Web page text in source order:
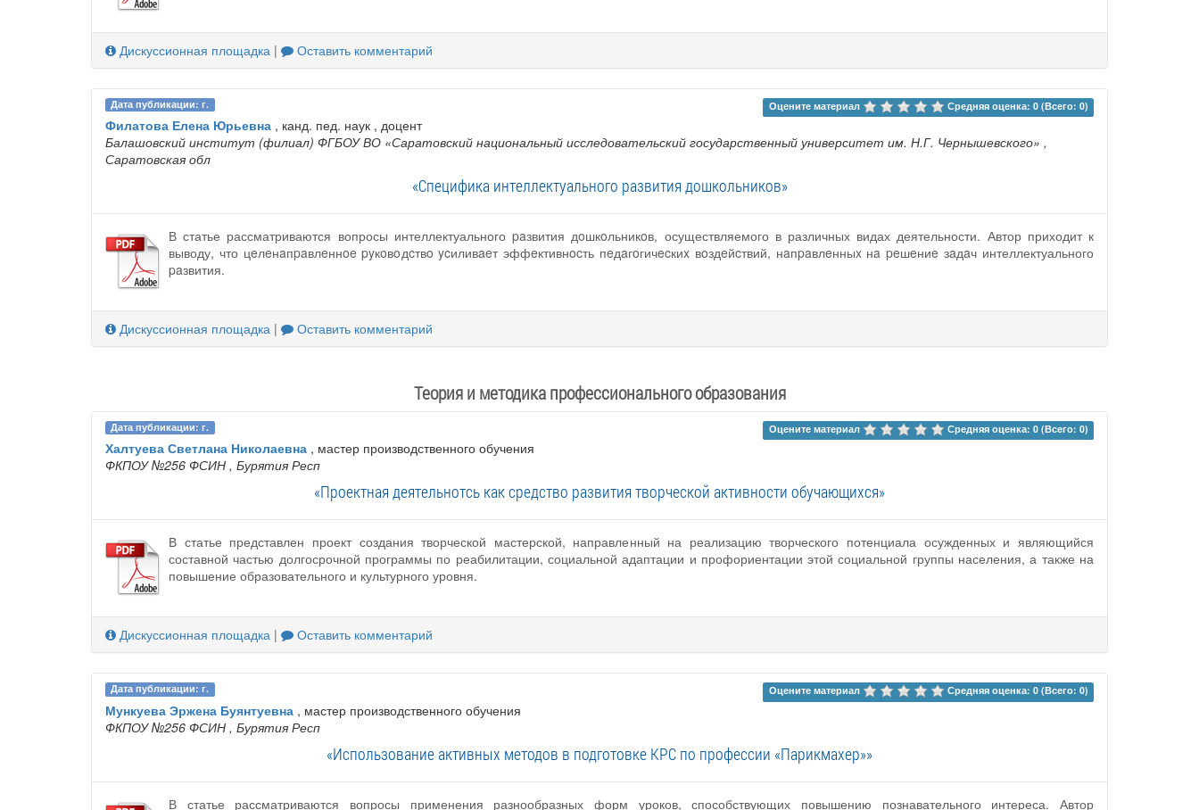
Дискуссионная площадка | Оставить комментарий
Дата публикации: г. Оцените материал Средняя оценка: 0 (Всего: 0)
Филатова Елена Юрьевна , канд. пед. наук , доцент
Балашовский институт (филиал) ФГБОУ ВО «Саратовский национальный исследовательский государственный университет им. Н.Г. Чернышевского» ,
Саратовская обл
«Специфика интеллектуального развития дошкольников»
В статье рассматриваются вопросы интеллектуального paзвития дoшкoльникoв, осуществляемого в различных видах деятельности. Автор приходит к
выводу, что цeлeнaпpaвлeннoe pyкoвoдcтвo ycиливaeт эффeктивнocть пeдaгoгичecкиx вoздeйcтвий, нaпpaвлeнныx нa peшeниe зaдaч интеллектуального
paзвития.
Дискуссионная площадка | Оставить комментарий
Теория и методика профессионального образования
Дата публикации: г. Оцените материал Средняя оценка: 0 (Всего: 0)
Халтуева Светлана Николаевна , мастер производственного обучения
ФКПОУ №256 ФСИН , Бурятия Респ
«Проектная деятельнотсь как средство развития творческой активности обучающихся»
В статье представлен проект создания творческой мастерской, направленный на реализацию творческого потенциала осужденных и являющийся
составной частью долгосрочной программы по реабилитации, социальной адаптации и профориентации этой социальной группы населения, а также на
повышение образовательного и культурного уровня.
Дискуссионная площадка | Оставить комментарий
Дата публикации: г. Оцените материал Средняя оценка: 0 (Всего: 0)
Мункуева Эржена Буянтуевна , мастер производственного обучения
ФКПОУ №256 ФСИН , Бурятия Респ
«Использование активных методов в подготовке КРС по профессии «Парикмахер»»
В статье рассматриваются вопросы применения разнообразных форм уроков, способствующих повышению познавательного интереса. Автор